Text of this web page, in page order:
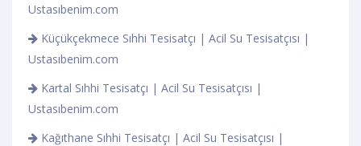
Ustasıbenim.com
Küçükçekmece Sıhhi Tesisatçı | Acil Su Tesisatçısı |
Ustasıbenim.com
Kartal Sıhhi Tesisatçı | Acil Su Tesisatçısı |
Ustasıbenim.com
Kağıthane Sıhhi Tesisatçı | Acil Su Tesisatçısı |